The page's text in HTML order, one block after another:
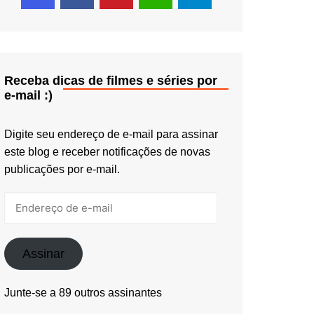
Receba dicas de filmes e séries por
e-mail :)
Digite seu endereço de e-mail para assinar
este blog e receber notificações de novas
publicações por e-mail.
mail Assinar
Junte-se a 89 outros assinantes